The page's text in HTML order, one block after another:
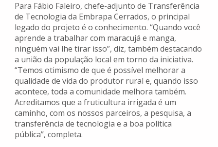
Para Fábio Faleiro, chefe-adjunto de Transferência
de Tecnologia da Embrapa Cerrados, o principal
legado do projeto é o conhecimento. “Quando você
aprende a trabalhar com maracujá e manga,
ninguém vai lhe tirar isso”, diz, também destacando
a união da população local em torno da iniciativa.
“Temos otimismo de que é possível melhorar a
qualidade de vida do produtor rural e, quando isso
acontece, toda a comunidade melhora também.
Acreditamos que a fruticultura irrigada é um
caminho, com os nossos parceiros, a pesquisa, a
transferência de tecnologia e a boa política
pública”, completa.